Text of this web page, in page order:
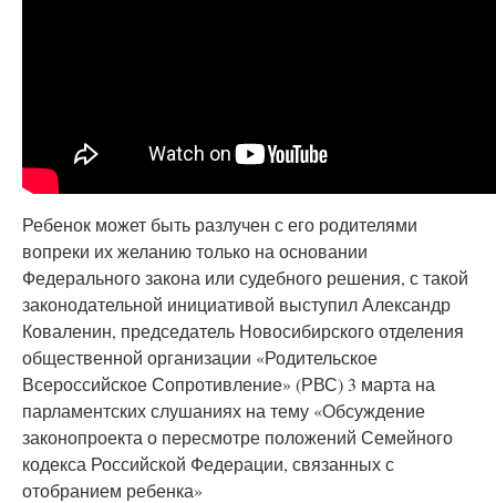
Ребенок может быть разлучен с его родителями
вопреки их желанию только на основании
Федерального закона или судебного решения, с такой
законодательной инициативой выступил Александр
Коваленин, председатель Новосибирского отделения
общественной организации «Родительское
Всероссийское Сопротивление» (РВС) 3 марта на
парламентских слушаниях на тему «Обсуждение
законопроекта о пересмотре положений Семейного
кодекса Российской Федерации, связанных с
отобранием ребенка»